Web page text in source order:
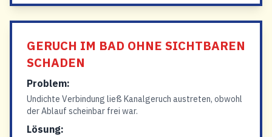
GERUCH IM BAD OHNE SICHTBAREN
SCHADEN
Problem:
Undichte Verbindung ließ Kanalgeruch austreten, obwohl
der Ablauf scheinbar frei war.
Lösung: